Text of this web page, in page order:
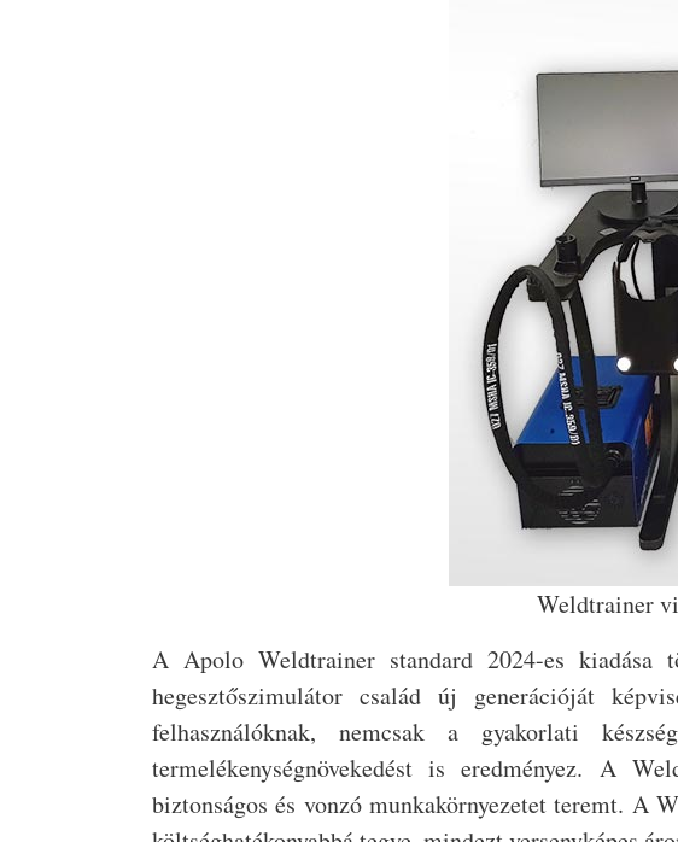
Weldtrainer
A Apolo Weldtrainer standard 2024-es kiadása
hegesztőszimulátor család új generációját
felhasználóknak, nemcsak a gyakorlati
termelékenységnövekedést is eredményez. A
biztonságos és vonzó munkakörnyezetet teremt. A